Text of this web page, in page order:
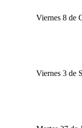
Viernes 8 de
Viernes 3 de